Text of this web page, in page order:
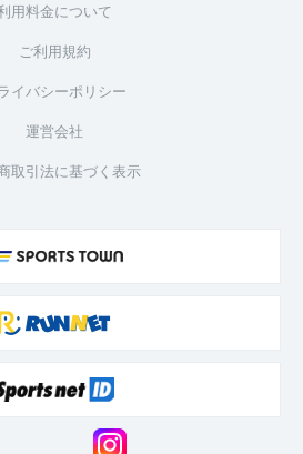
用料金について
ご利用規約
イバシーポリシー
運営会社
取引法に基づく表示